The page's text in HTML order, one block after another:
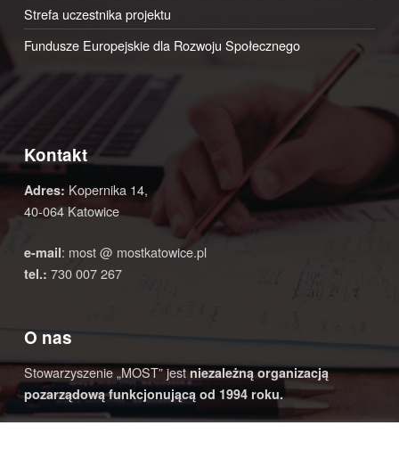
Strefa uczestnika projektu
Fundusze Europejskie dla Rozwoju Społecznego
Kontakt
Adres:Kopernika 14,
40-064 Katowice
e-mail: most @ mostkatowice.pl
tel.: 730 007 267
O nas
Stowarzyszenie „MOST” jestniezależną organizacją
pozarządową funkcjonującą od 1994 roku.